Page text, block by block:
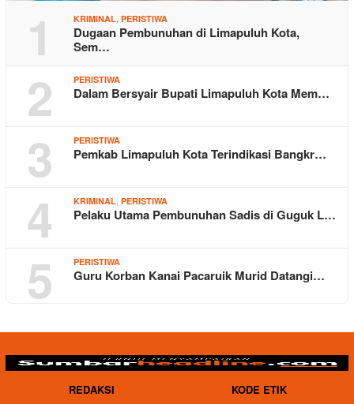
1 KRIMINAL PERISTIWA
Dugaan Pembunuhan di Limapuluh Kota,
Sem…
2 PERISTIWA
Dalam Bersyair Bupati Limapuluh Kota Mem…
3 PERISTIWA
Pemkab Limapuluh Kota Terindikasi Bangkr…
4 KRIMINAL PERISTIWA
Pelaku Utama Pembunuhan Sadis di Guguk L…
5 PERISTIWA
Guru Korban Kanai Pacaruik Murid Datangi…
REDAKSI
KODE ETIK